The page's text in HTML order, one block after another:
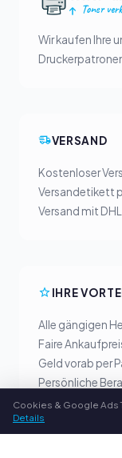
Toner
Wir kaufen Ihre
VERSAND
Kostenloser
Versandetikett
Versand mit DHL
IHRE
Alle gängigen
Faire
Geld vorab per
Persönliche
Cookies & Google Ads
Details